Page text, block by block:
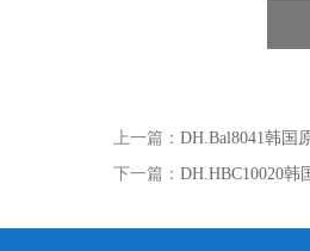
上一篇： DH.Bal8041韩国
下一篇： DH.HBC10020